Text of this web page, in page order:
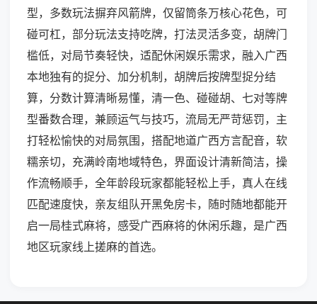
型，多数玩法摒弃风箭牌，仅留筒条万核心花色，可
碰可杠，部分玩法支持吃牌，打法灵活多变，胡牌门
槛低，对局节奏轻快，适配休闲娱乐需求，融入广西
本地独有的捉分、加分机制，胡牌后按牌型捉分结
算，分数计算清晰易懂，清一色、碰碰胡、七对等牌
型番数合理，兼顾运气与技巧，流局无严苛惩罚，主
打轻松愉快的对局氛围，搭配地道广西方言配音，软
糯亲切，充满岭南地域特色，界面设计清新简洁，操
作流畅顺手，全年龄段玩家都能轻松上手，真人在线
匹配速度快，亲友组队开黑免房卡，随时随地都能开
启一局桂式麻将，感受广西麻将的休闲乐趣，是广西
地区玩家线上搓麻的首选。